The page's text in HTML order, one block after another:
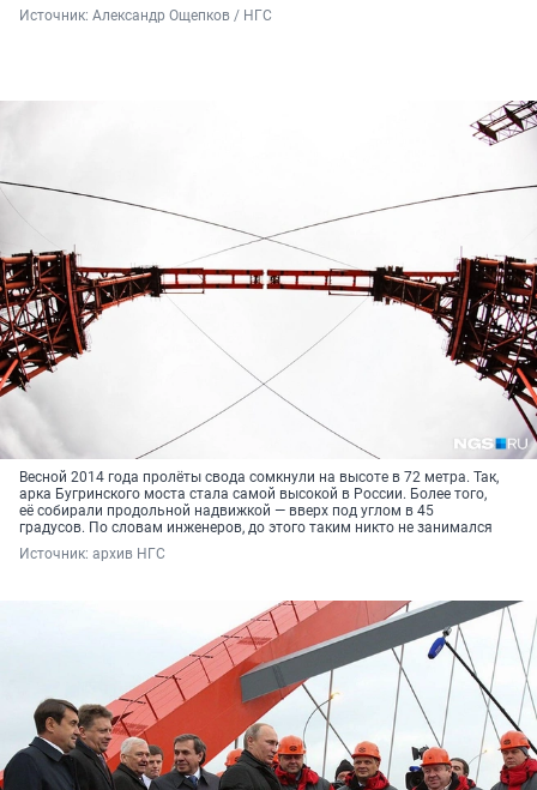
Источник: Александр Ощепков / НГС
Весной 2014 года пролёты свода сомкнули на высоте в 72 метра. Так,
арка Бугринского моста стала самой высокой в России. Более того,
её собирали продольной надвижкой — вверх под углом в 45
градусов. По словам инженеров, до этого таким никто не занимался
Источник: архив НГС